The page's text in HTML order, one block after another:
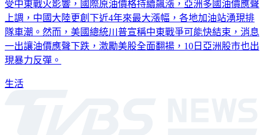
受中東戰火影響，國際原油價格持續飆漲，亞洲多國油價應聲
上調，中國大陸更創下近4年來最大漲幅，各地加油站湧現排
隊車潮。然而，美國總統川普宣稱中東戰爭可能快結束，消息
一出讓油價應聲下跌，激勵美股全面翻揚，10日亞洲股市也出
現暴力反彈。
生活